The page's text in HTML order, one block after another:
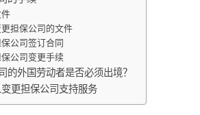
担保公司的文件
公司签订合同
公司变更手续
的外国劳动者是否必须出境？
更担保公司支持服务